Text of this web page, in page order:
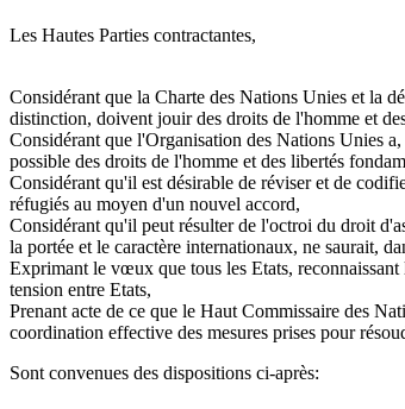
Les Hautes Parties contractantes,
Considérant que la Charte des Nations Unies et la
distinction, doivent jouir des droits de l'homme et
Considérant que l'Organisation des Nations Unies
possible des droits de l'homme et des libertés
Considérant qu'il est désirable de réviser et de
réfugiés au moyen d'un nouvel accord,
Considérant qu'il peut résulter de l'octroi du droit
la portée et le caractère internationaux, ne saurait,
Exprimant le vœux que tous les Etats,
tension entre Etats,
Prenant acte de ce que le Haut Commissaire des
coordination effective des mesures prises pour
Sont convenues des dispositions ci-après: